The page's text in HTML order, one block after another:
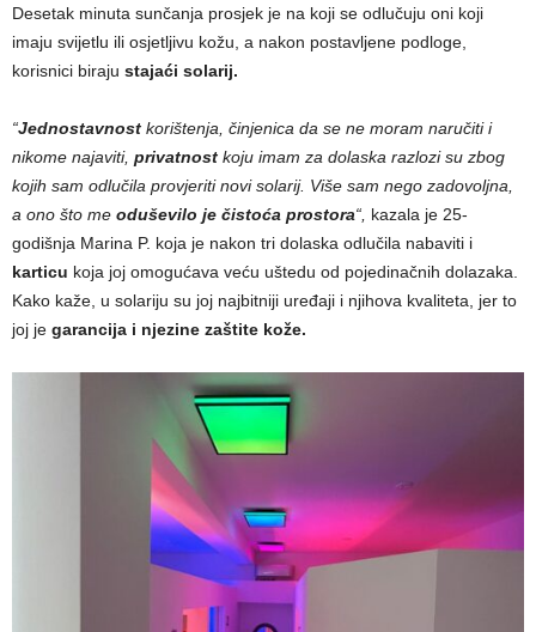
Desetak minuta sunčanja prosjek je na koji se odlučuju oni koji
imaju svijetlu ili osjetljivu kožu, a nakon postavljene podloge,
korisnici biraju stajaći solarij.
“Jednostavnost korištenja, činjenica da se ne moram naručiti i
nikome najaviti, privatnost koju imam za dolaska razlozi su zbog
kojih sam odlučila provjeriti novi solarij. Više sam nego zadovoljna,
a ono što me oduševilo je čistoća prostora“, kazala je 25-
godišnja Marina P. koja je nakon tri dolaska odlučila nabaviti i
karticu koja joj omogućava veću uštedu od pojedinačnih dolazaka.
Kako kaže, u solariju su joj najbitniji uređaji i njihova kvaliteta, jer to
joj je garancija i njezine zaštite kože.